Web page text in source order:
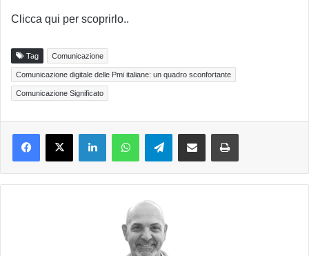
Clicca qui per scoprirlo..
Tag Comunicazione
Comunicazione digitale delle Pmi italiane: un quadro sconfortante
Comunicazione Significato
LinkedInWhatsAppTelegramCondividi via email Stampa